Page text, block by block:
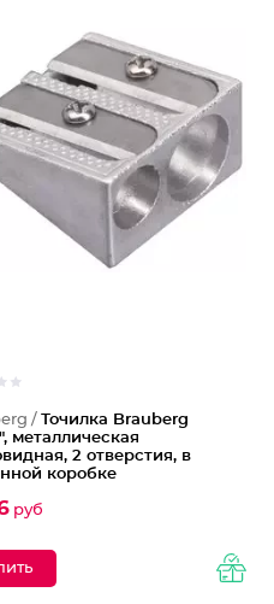
/
Точилка Brauberg
металлическая
2 отверстия, в
коробке
руб